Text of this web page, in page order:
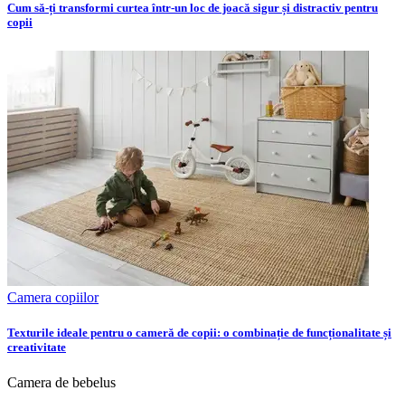
Cum să-ți transformi curtea într-un loc de joacă sigur și distractiv pentru
copii
Camera copiilor
Texturile ideale pentru o cameră de copii: o combinație de funcționalitate și
creativitate
Camera de bebelus